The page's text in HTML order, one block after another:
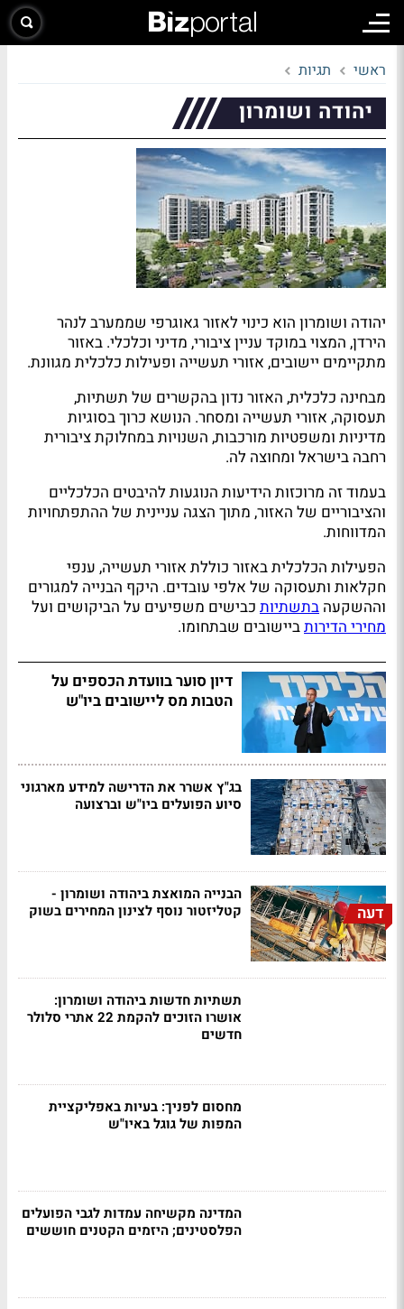
ראשי תגיות
יהודה ושומרון
יהודה ושומרון הוא כינוי לאזור גאוגרפי שממערב לנהר
הירדן, המצוי במוקד עניין ציבורי, מדיני וכלכלי. באזור
מתקיימים יישובים, אזורי תעשייה ופעילות כלכלית מגוונת.
מבחינה כלכלית, האזור נדון בהקשרים של תשתיות,
תעסוקה, אזורי תעשייה ומסחר. הנושא כרוך בסוגיות
מדיניות ומשפטיות מורכבות, השנויות במחלוקת ציבורית
רחבה בישראל ומחוצה לה.
בעמוד זה מרוכזות הידיעות הנוגעות להיבטים הכלכליים
והציבוריים של האזור, מתוך הצגה עניינית של ההתפתחויות
המדווחות.
הפעילות הכלכלית באזור כוללת אזורי תעשייה, ענפי
חקלאות ותעסוקה של אלפי עובדים. היקף הבנייה למגורים
וההשקעה בתשתיות כבישים משפיעים על הביקושים ועל
מחירי הדירותביישובים שבתחומו.
דיון סוער בוועדת הכספים על
הטבות מס ליישובים ביו"ש
בג"ץ אשרר את הדרישה למידע מארגוני
סיוע הפועלים ביו"ש וברצועה
דעה
הבנייה המואצת ביהודה ושומרון -
קטליזטור נוסף לצינון המחירים בשוק
תשתיות חדשות ביהודה ושומרון:
אושרו הזוכים להקמת 22 אתרי סלולר
חדשים
מחסום לפניך: בעיות באפליקציית
המפות של גוגל באיו"ש
המדינה מקשיחה עמדות לגבי הפועלים
הפלסטינים; היזמים הקטנים חוששים